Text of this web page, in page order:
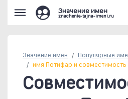
Значение имен
znachenie-tajna-imeni.ru
Значение имен Популярные
имя Потифар и совместимость